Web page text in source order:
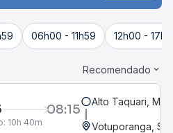
06h00 - 11h59 12h00 -
Recomendado
08:15
10h 40m
Alto Taquari, MT
Votuporanga, SP